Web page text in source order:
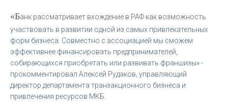
«Банк рассматривает вхождение в РАФ как возможность
участвовать в развитии одной из самых привлекательных
форм бизнеса. Совместно с ассоциацией мы сможем
эффективнее финансировать предпринимателей,
собирающихся приобретать или развивать франшизы» -
прокомментировал Алексей Рудаков, управляющий
директор департамента транзакционного бизнеса и
привлечения ресурсов МКБ.